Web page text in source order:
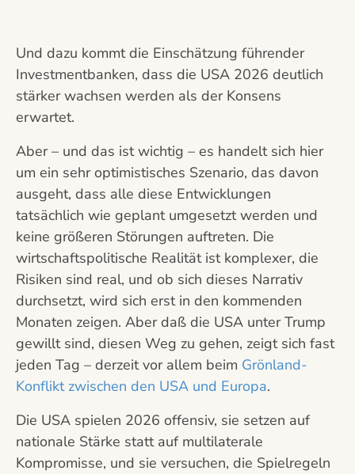
Und dazu kommt die Einschätzung führender
Investmentbanken, dass die USA 2026 deutlich
stärker wachsen werden als der Konsens
erwartet.
Aber – und das ist wichtig – es handelt sich hier
um ein sehr optimistisches Szenario, das davon
ausgeht, dass alle diese Entwicklungen
tatsächlich wie geplant umgesetzt werden und
keine größeren Störungen auftreten. Die
wirtschaftspolitische Realität ist komplexer, die
Risiken sind real, und ob sich dieses Narrativ
durchsetzt, wird sich erst in den kommenden
Monaten zeigen. Aber daß die USA unter Trump
gewillt sind, diesen Weg zu gehen, zeigt sich fast
jeden Tag – derzeit vor allem beim Grönland-
Konflikt zwischen den USA und Europa.
Die USA spielen 2026 offensiv, sie setzen auf
nationale Stärke statt auf multilaterale
Kompromisse, und sie versuchen, die Spielregeln